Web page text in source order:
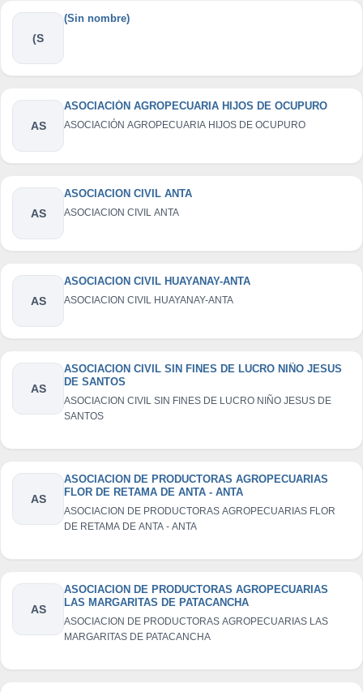
(S
(Sin nombre)
AS
ASOCIACIÓN AGROPECUARIA HIJOS DE OCUPURO
ASOCIACIÓN AGROPECUARIA HIJOS DE OCUPURO
AS
ASOCIACION CIVIL ANTA
ASOCIACION CIVIL ANTA
AS
ASOCIACION CIVIL HUAYANAY-ANTA
ASOCIACION CIVIL HUAYANAY-ANTA
AS
ASOCIACION CIVIL SIN FINES DE LUCRO NIÑO JESUS
DE SANTOS
ASOCIACION CIVIL SIN FINES DE LUCRO NIÑO JESUS DE
SANTOS
AS
ASOCIACION DE PRODUCTORAS AGROPECUARIAS
FLOR DE RETAMA DE ANTA - ANTA
ASOCIACION DE PRODUCTORAS AGROPECUARIAS FLOR
DE RETAMA DE ANTA - ANTA
AS
ASOCIACION DE PRODUCTORAS AGROPECUARIAS
LAS MARGARITAS DE PATACANCHA
ASOCIACION DE PRODUCTORAS AGROPECUARIAS LAS
MARGARITAS DE PATACANCHA